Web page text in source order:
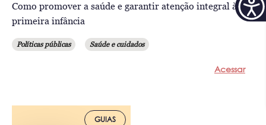
Como promover a saúde e garantir atenção integral à
primeira infância
Políticas públicas Saúde e cuidados
Acessar
GUIAS